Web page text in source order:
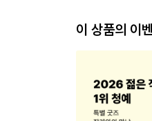
이 상품의 이